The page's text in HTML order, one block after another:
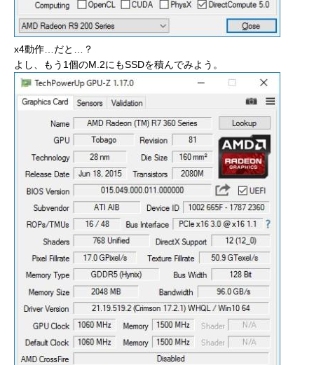
x4動作…だと…？
よし、もう1個のM.2にもSSDを積んでみよう。